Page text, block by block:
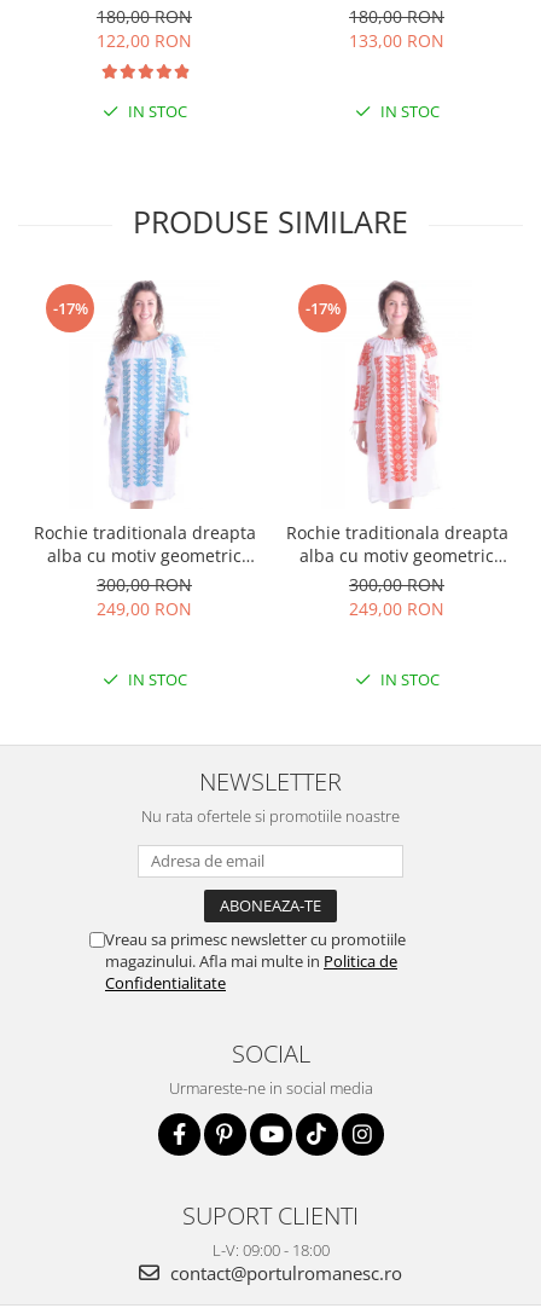
180,00 RON
122,00 RON
IN STOC
180,00 RON
133,00 RON
IN STOC
PRODUSE SIMILARE
-17%
Rochie traditionala dreapta
alba cu motiv geometric
albastru Tania
300,00 RON
249,00 RON
IN STOC
-17%
Rochie traditionala dreapta
alba cu motiv geometric
rosu Doina
300,00 RON
249,00 RON
IN STOC
NEWSLETTER
Nu rata ofertele si promotiile noastre
Vreau sa primesc newsletter cu promotiile
magazinului. Afla mai multe in Politica de
Confidentialitate
SOCIAL
Urmareste-ne in social media
SUPORT CLIENTI
L-V: 09:00 - 18:00
contact@portulromanesc.ro